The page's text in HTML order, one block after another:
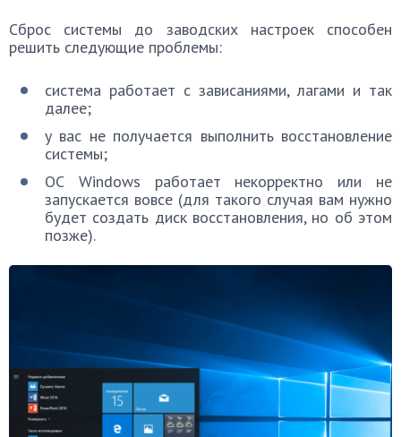
Сброс системы до заводских настроек способен
решить следующие проблемы:
система работает с зависаниями, лагами и так
далее;
у вас не получается выполнить восстановление
системы;
ОС Windows работает некорректно или не
запускается вовсе (для такого случая вам нужно
будет создать диск восстановления, но об этом
позже).